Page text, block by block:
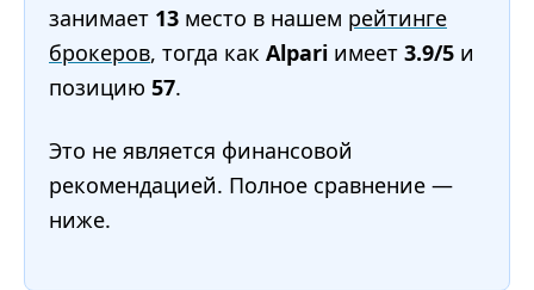
занимает 13 место в нашем рейтинге
брокеров, тогда как Alpari имеет 3.9/5 и
позицию 57.
Это не является финансовой
рекомендацией. Полное сравнение —
ниже.